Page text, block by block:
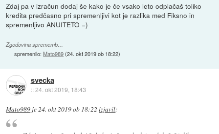
Zdaj pa v izračun dodaj še kako je če vsako leto odplačaš toliko
kredita predčasno pri spremenljivi kot je razlika med Fiksno in
spremenljivo ANUITETO =)
Zgodovina sprememb…
spremenilo:Mato989(24. okt 2019 ob 18:22)
svecka
::24. okt 2019, 18:43
Mato989 je24. okt 2019 ob 18:22 izjavil: